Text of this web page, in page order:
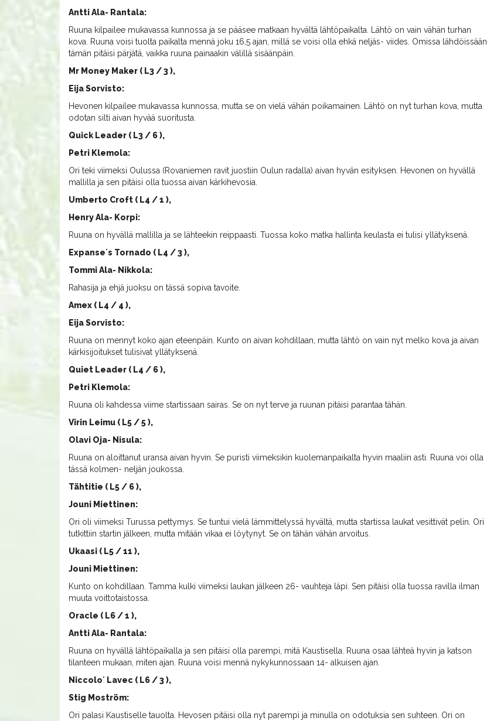
Antti Ala- Rantala:
Ruuna kilpailee mukavassa kunnossa ja se pääsee matkaan hyvältä lähtöpaikalta. Lähtö on vain vähän turhan
kova. Ruuna voisi tuolta paikalta mennä joku 16,5 ajan, millä se voisi olla ehkä neljäs- viides. Omissa lähdöissään
tämän pitäisi pärjätä, vaikka ruuna painaakin välillä sisäänpäin.
Mr Money Maker ( L3 / 3 ),
Eija Sorvisto:
Hevonen kilpailee mukavassa kunnossa, mutta se on vielä vähän poikamainen. Lähtö on nyt turhan kova, mutta
odotan silti aivan hyvää suoritusta.
Quick Leader ( L3 / 6 ),
Petri Klemola:
Ori teki viimeksi Oulussa (Rovaniemen ravit juostiin Oulun radalla) aivan hyvän esityksen. Hevonen on hyvällä
mallilla ja sen pitäisi olla tuossa aivan kärkihevosia.
Umberto Croft ( L4 / 1 ),
Henry Ala- Korpi:
Ruuna on hyvällä mallilla ja se lähteekin reippaasti. Tuossa koko matka hallinta keulasta ei tulisi yllätyksenä.
Expanse´s Tornado ( L4 / 3 ),
Tommi Ala- Nikkola:
Rahasija ja ehjä juoksu on tässä sopiva tavoite.
Amex ( L4 / 4 ),
Eija Sorvisto:
Ruuna on mennyt koko ajan eteenpäin. Kunto on aivan kohdillaan, mutta lähtö on vain nyt melko kova ja aivan
kärkisijoitukset tulisivat yllätyksenä.
Quiet Leader ( L4 / 6 ),
Petri Klemola:
Ruuna oli kahdessa viime startissaan sairas. Se on nyt terve ja ruunan pitäisi parantaa tähän.
Virin Leimu ( L5 / 5 ),
Olavi Oja- Nisula:
Ruuna on aloittanut uransa aivan hyvin. Se puristi viimeksikin kuolemanpaikalta hyvin maaliin asti. Ruuna voi olla
tässä kolmen- neljän joukossa.
Tähtitie ( L5 / 6 ),
Jouni Miettinen:
Ori oli viimeksi Turussa pettymys. Se tuntui vielä lämmittelyssä hyvältä, mutta startissa laukat vesittivät pelin. Ori
tutkittiin startin jälkeen, mutta mitään vikaa ei löytynyt. Se on tähän vähän arvoitus.
Ukaasi ( L5 / 11 ),
Jouni Miettinen:
Kunto on kohdillaan. Tamma kulki viimeksi laukan jälkeen 26- vauhteja läpi. Sen pitäisi olla tuossa ravilla ilman
muuta voittotaistossa.
Oracle ( L6 / 1 ),
Antti Ala- Rantala:
Ruuna on hyvällä lähtöpaikalla ja sen pitäisi olla parempi, mitä Kaustisella. Ruuna osaa lähteä hyvin ja katson
tilanteen mukaan, miten ajan. Ruuna voisi mennä nykykunnossaan 14- alkuisen ajan.
Niccolo´ Lavec ( L6 / 3 ),
Stig Moström:
Ori palasi Kaustiselle tauolta. Hevosen pitäisi olla nyt parempi ja minulla on odotuksia sen suhteen. Ori on